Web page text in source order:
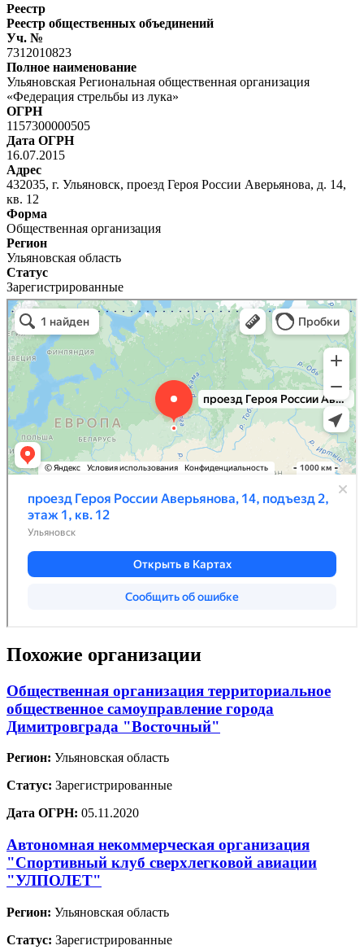
Реестр
Реестр общественных объединений
Уч. №
7312010823
Полное наименование
Ульяновская Региональная общественная организация
«Федерация стрельбы из лука»
ОГРН
1157300000505
Дата ОГРН
16.07.2015
Адрес
432035, г. Ульяновск, проезд Героя России Аверьянова, д. 14,
кв. 12
Форма
Общественная организация
Регион
Ульяновская область
Статус
Зарегистрированные
Похожие организации
Общественная организация территориальное
общественное самоуправление города
Димитровграда "Восточный"
Регион: Ульяновская область
Статус: Зарегистрированные
Дата ОГРН: 05.11.2020
Автономная некоммерческая организация
"Спортивный клуб сверхлегковой авиации
"УЛПОЛЕТ"
Регион: Ульяновская область
Статус: Зарегистрированные